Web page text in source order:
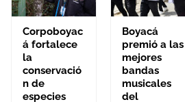
Corpoboyac
á fortalece
la
conservació
n de
especies
Boyacá
premió a las
mejores
bandas
musicales
del